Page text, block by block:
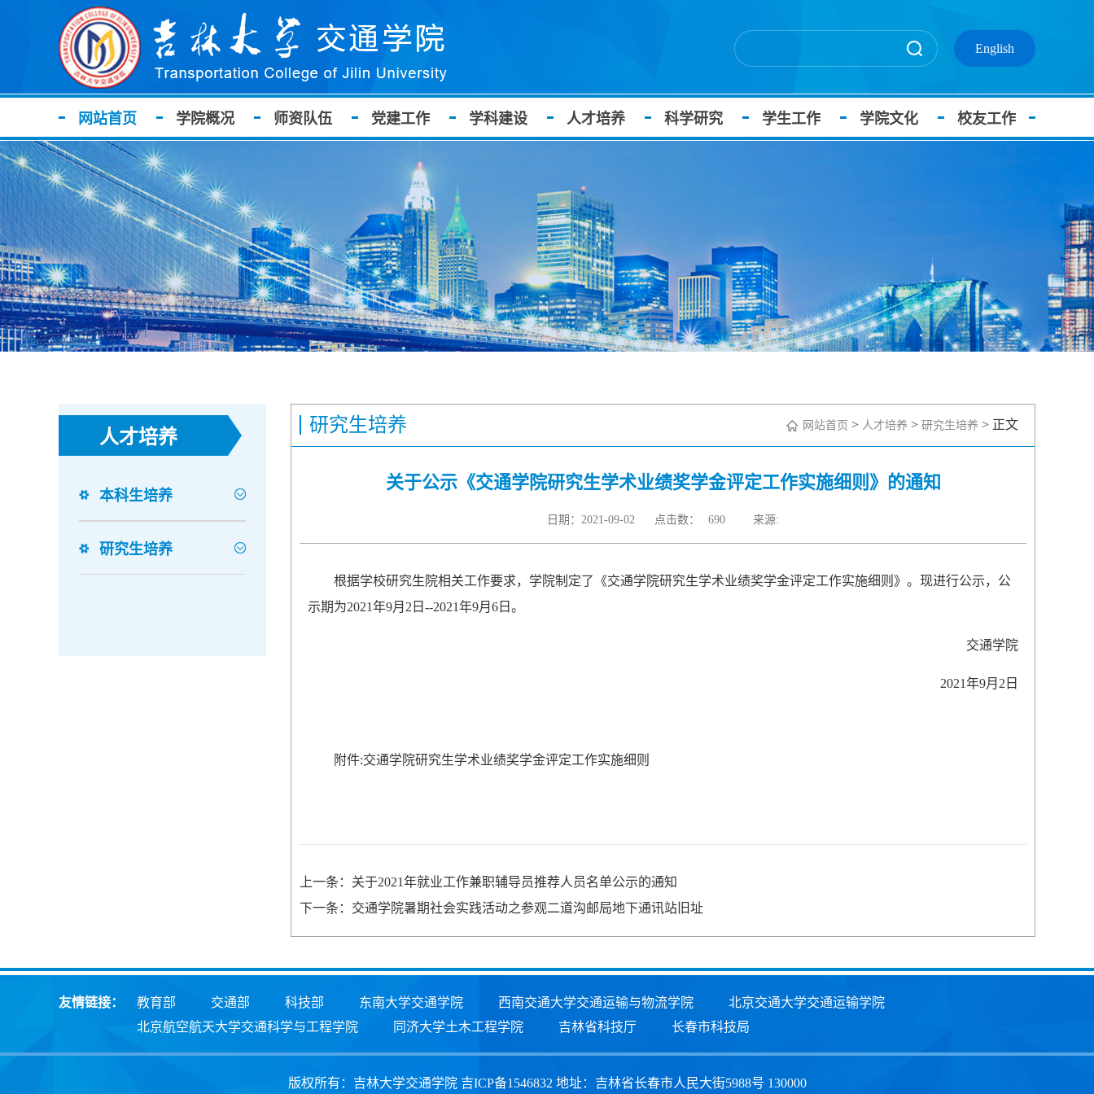
English
网站首页 学院概况 师资队伍 党建工作 学科建设 人才培养 科学研究 学生工作 学院文化 校友工作
人才培养
本科生培养
研究生培养
研究生培养 网站首页 > 人才培养 > 研究生培养 > 正文
关于公示《交通学院研究生学术业绩奖学金评定工作实施细则》的通知
日期：2021-09-02 点击数： 690 来源:
根据学校研究生院相关工作要求，学院制定了《交通学院研究生学术业绩奖学金评定工作实施细则》。现进行公示，公
示期为2021年9月2日--2021年9月6日。
交通学院
2021年9月2日
附件:交通学院研究生学术业绩奖学金评定工作实施细则
上一条：关于2021年就业工作兼职辅导员推荐人员名单公示的通知
下一条：交通学院暑期社会实践活动之参观二道沟邮局地下通讯站旧址
友情链接： 教育部 交通部 科技部 东南大学交通学院 西南交通大学交通运输与物流学院
北京交通大学交通运输学院
北京航空航天大学交通科学与工程学院
同济大学土木工程学院 吉林省科技厅 长春市科技局
版权所有：吉林大学交通学院 吉ICP备1546832 地址：吉林省长春市人民大街5988号 130000